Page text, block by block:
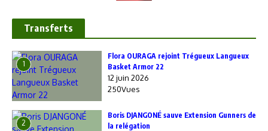
Transferts
1
Flora OURAGA rejoint Trégueux Langueux
Basket Armor 22
12 juin 2026
250Vues
2
Boris DJANGONÉ sauve Extension Gunners de
la relégation